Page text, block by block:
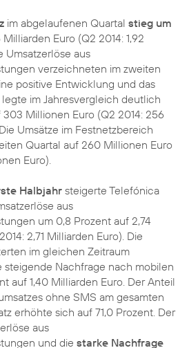
im abgelaufenen Quartal stieg um
Milliarden Euro (Q2 2014: 1,92
Umsatzerlöse aus
verzeichneten im zweiten
positive Entwicklung und das
im Jahresvergleich deutlich
303 Millionen Euro (Q2 2014: 256
Umsätze im Festnetzbereich
Quartal auf 260 Millionen Euro
Euro).
Halbjahr steigerte Telefónica
aus
um 0,8 Prozent auf 2,74
2,71 Milliarden Euro). Die
im gleichen Zeitraum
Nachfrage nach mobilen
auf 1,40 Milliarden Euro. Der Anteil
ohne SMS am gesamten
erhöhte sich auf 71,0 Prozent. Der
aus
und die starke Nachfrage